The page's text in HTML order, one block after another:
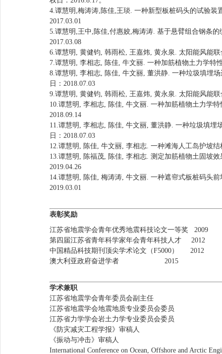
4.谭慧明,梅涛涛,陈佳,王琰. 一种新型板桩码头的试验
2017.03.01
5.谭慧明,王中,陈佳,付惠姣,梅涛涛. 基于悬臂组合钢条
2017.03.08
6.谭慧明, 黄健钧, 韩雨松, 王嘉炜, 黄永泉. 太阳能风能
7.谭慧明, 李相志, 陈佳, 牛文丽. 一种加筋植物土力学特
8.谭慧明, 李相志, 陈佳, 牛文丽, 董洪静. 一种垃圾填埋
日：2018.07.03
9.谭慧明, 黄健钧, 韩雨松, 王嘉炜, 黄永泉. 太阳能风能
10.谭慧明, 李相志, 陈佳, 牛文丽. 一种加筋植物土力学
2018.09.14
11.谭慧明, 李相志, 陈佳, 牛文丽, 董洪静. 一种垃圾填埋
日：2018.07.03
12.谭慧明, 陈佳, 牛文丽, 李相志. 一种滩海人工岛护坡
13.谭慧明, 陈福茂, 陈佳, 李相志. 测定加筋植物土固坡
2019.04.26
14.谭慧明, 陈佳, 梅涛涛, 牛文丽. 一种遮帘式板桩码头
2019.03.01
表彰奖励
江苏省地震学会青年优秀地震科技论文一等奖 2009
第四届江苏省青年科学家年会青年科技人才 2012
中国精品科技期刊顶尖学术论文（F5000） 2012
澳大利亚政府奋进学者 2015
学术兼职
江苏省地震学会青年委员会副主任
江苏省地震学会地震地质专业委员会委员
江苏省力学学会岩土力学专业委员会委员
《防灾减灾工程学报》审稿人
《振动与冲击》审稿人
International Conference on Ocean, Offshore and Arctic